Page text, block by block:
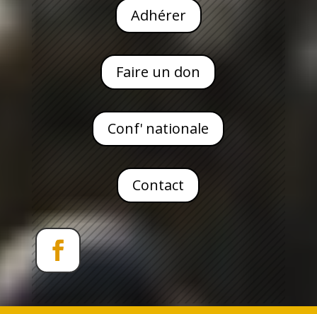
Adhérer
Faire un don
Conf' nationale
Contact